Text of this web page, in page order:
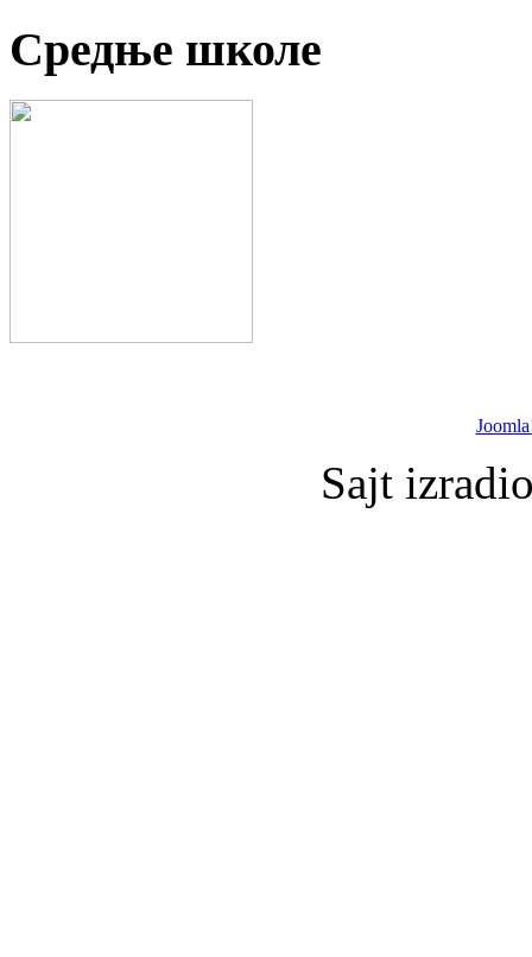
Средње школе
Sajt